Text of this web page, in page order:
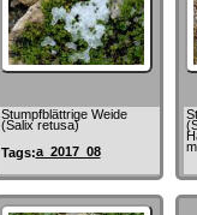
Stumpfblättrige Weide
(Salix retusa)
Tags:a_2017_08